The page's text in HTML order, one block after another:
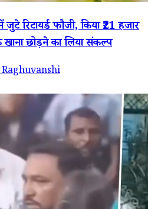
रिटायर्ड फौजी, किया ₹21 हजार
छोड़ने का लिया संकल्प